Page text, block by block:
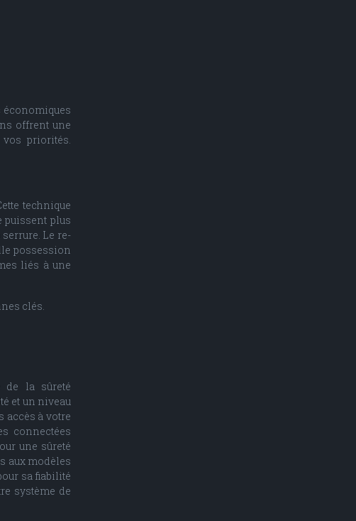
économiques
offrent une
priorités.
technique
plus
Le re-
possession
liés à une
clés.
de la sûreté
et un niveau
accès à votre
connectées
une sûreté
aux modèles
sa fiabilité
système de